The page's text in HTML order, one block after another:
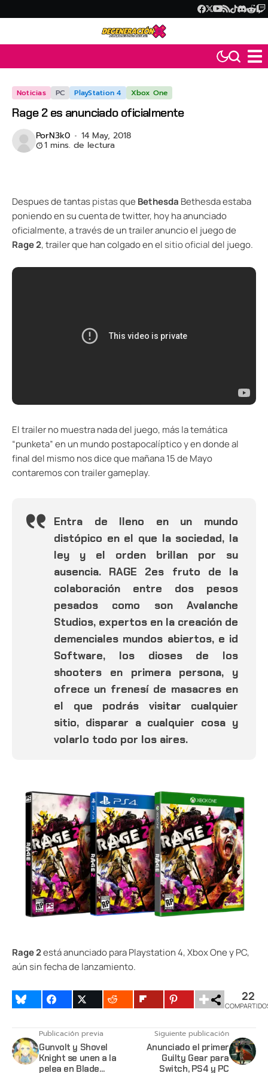
Noticias PC PlayStation 4 Xbox One
Rage 2 es anunciado oficialmente
PorN3k0 14 May, 2018
1 mins. de lectura
Despues de tantaspistasque Bethesda Bethesda estaba
poniendo en su cuenta de twitter, hoy ha anunciado
oficialmente, a través de un trailer anuncio el juego de
Rage 2, trailer que han colgado en elsitio oficialdel juego.
El trailer no muestra nada del juego, más la temática
“punketa” en un mundo postapocalíptico y en donde al
final del mismo nos dice que mañana 15 de Mayo
contaremos con trailer gameplay.
Entra de lleno en un mundo
distópico en el que la sociedad, la
ley y el orden brillan por su
ausencia. RAGE 2es fruto de la
colaboración entre dos pesos
pesados como son Avalanche
Studios, expertos en la creación de
demenciales mundos abiertos, e id
Software, los dioses de los
shooters en primera persona, y
ofrece un frenesí de masacres en
el que podrás visitar cualquier
sitio, disparar a cualquier cosa y
volarlo todo por los aires.
Rage 2está anunciado para Playstation 4, Xbox One y PC,
aún sin fecha de lanzamiento.
22
Publicación previa
Gunvolt y Shovel
Knight se unen a la
pelea en Blade
Siguiente publicación
Anunciado el primer
Guilty Gear para
Switch, PS4 y PC